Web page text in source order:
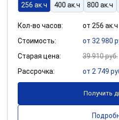
256 ак.ч 400 ак.ч 800 ак.ч
Кол-во часов:
от 256 ак.ч
Стоимость:
от 32 980
Старая цена:
39 910 руб.
Рассрочка:
от 2 749
Получить